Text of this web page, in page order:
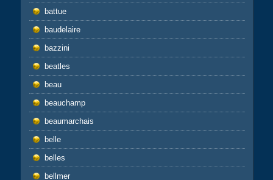
battue
baudelaire
bazzini
beatles
beau
beauchamp
beaumarchais
belle
belles
bellmer